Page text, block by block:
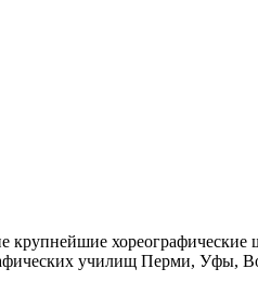
крупнейшие
училищ Перми, Уфы,